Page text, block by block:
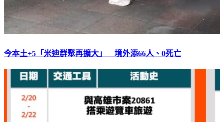
今本土+5「米迪群聚再擴大」 境外添66人、0死亡